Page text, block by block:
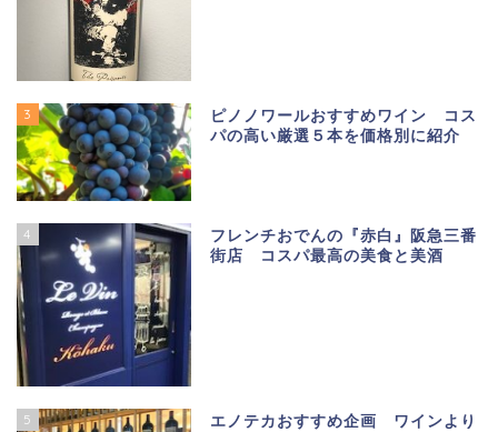
3
ピノノワールおすすめワイン コス
パの高い厳選５本を価格別に紹介
4
フレンチおでんの『赤白』阪急三番
街店 コスパ最高の美食と美酒
5
エノテカおすすめ企画 ワインより